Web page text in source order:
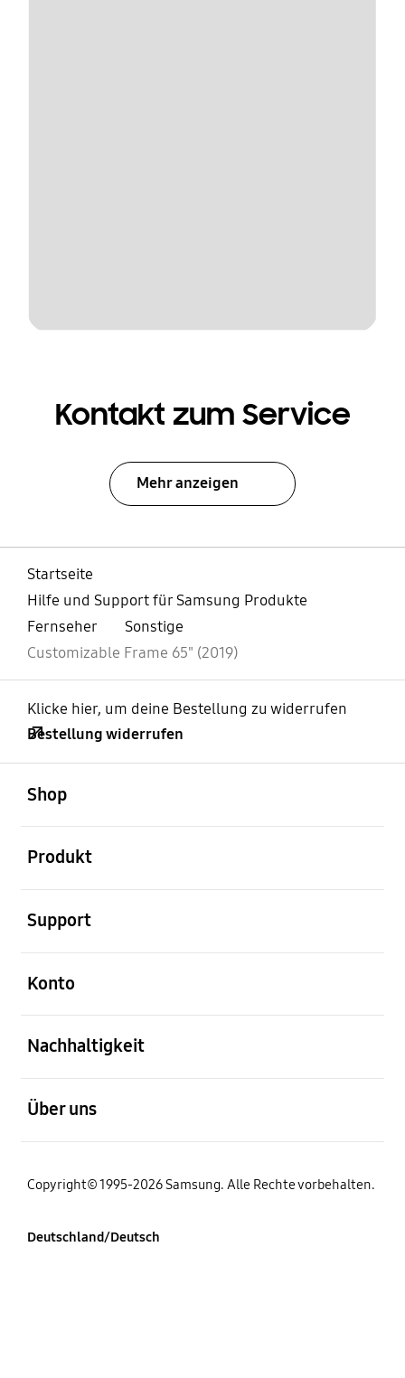
Kontakt zum Service
Mehr anzeigen
Startseite
Hilfe und Support für Samsung Produkte
Fernseher
Sonstige
Customizable Frame 65" (2019)
Klicke hier, um deine Bestellung zu widerrufen
Bestellung widerrufen
Shop
Produkt
Support
Konto
Nachhaltigkeit
Über uns
Copyright© 1995-2026 Samsung. Alle Rechte vorbehalten.
Deutschland/Deutsch